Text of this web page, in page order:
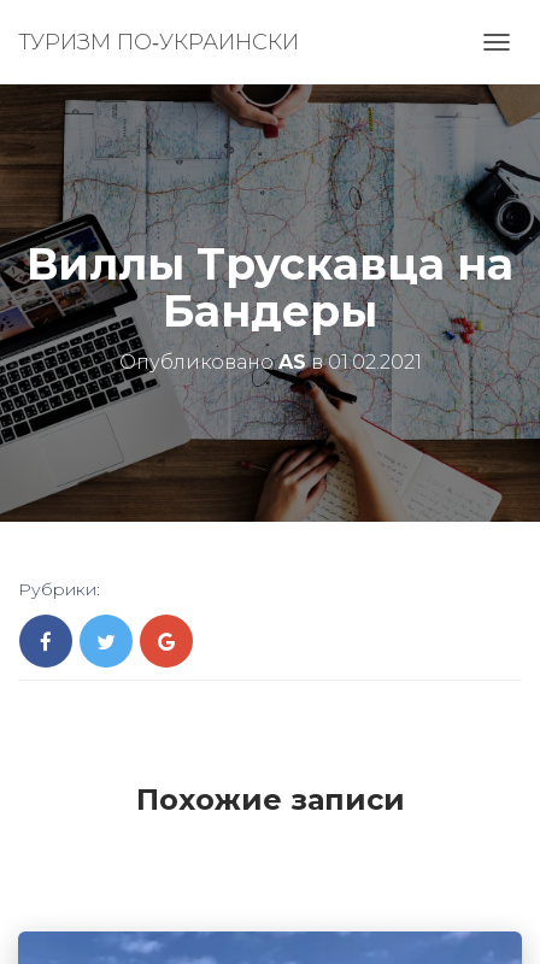
ТУРИЗМ ПО‑УКРАИНСКИ
Е
Р
Е
Л
Ю
Ч
И
Т
Н
А
В
И
Г
А
И
Ю
Виллы Трускавца на
Бандеры
ОпубликованоASв01.02.2021
Рубрики:
Похожие записи